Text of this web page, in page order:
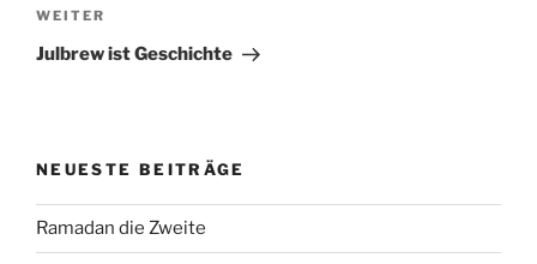
Nächster
Beitrag
WEITER
Julbrew ist Geschichte
NEUESTE BEITRÄGE
Ramadan die Zweite